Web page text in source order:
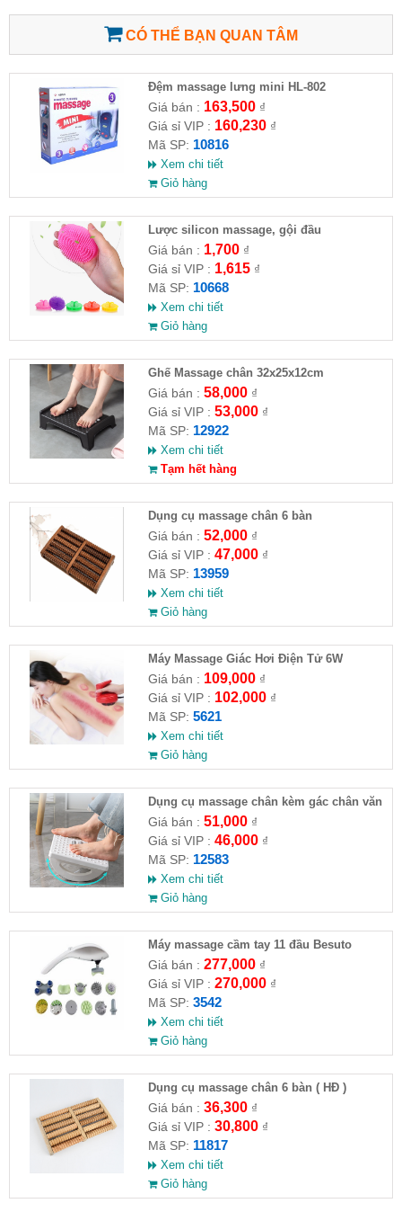
CÓ THỂ BẠN QUAN TÂM
Đệm massage lưng mini HL-802
Giá bán : 163,500₫
Giá sỉ VIP : 160,230₫
Mã SP: 10816
Xem chi tiết
Giỏ hàng
Lược silicon massage, gội đầu
Giá bán : 1,700₫
Giá sỉ VIP : 1,615₫
Mã SP: 10668
Xem chi tiết
Giỏ hàng
Ghế Massage chân 32x25x12cm
Giá bán : 58,000₫
Giá sỉ VIP : 53,000₫
Mã SP: 12922
Xem chi tiết
Tạm hết hàng
Dụng cụ massage chân 6 bàn
Giá bán : 52,000₫
Giá sỉ VIP : 47,000₫
Mã SP: 13959
Xem chi tiết
Giỏ hàng
Máy Massage Giác Hơi Điện Tử 6W
Giá bán : 109,000₫
Giá sỉ VIP : 102,000₫
Mã SP: 5621
Xem chi tiết
Giỏ hàng
Dụng cụ massage chân kèm gác chân văn
phòng
Giá bán : 51,000₫
Giá sỉ VIP : 46,000₫
Mã SP: 12583
Xem chi tiết
Giỏ hàng
Máy massage cầm tay 11 đầu Besuto
Giá bán : 277,000₫
Giá sỉ VIP : 270,000₫
Mã SP: 3542
Xem chi tiết
Giỏ hàng
Dụng cụ massage chân 6 bàn ( HĐ )
Giá bán : 36,300₫
Giá sỉ VIP : 30,800₫
Mã SP: 11817
Xem chi tiết
Giỏ hàng